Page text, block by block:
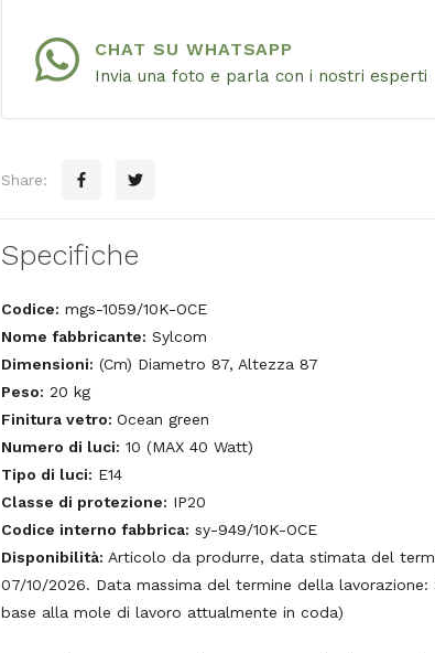
CHAT SU WHATSAPP
Invia una foto e parla con i nostri esperti
Share:
Specifiche
Codice: mgs-1059/10K-OCE
Nome fabbricante: Sylcom
Dimensioni: (Cm) Diametro 87, Altezza 87
Peso: 20 kg
Finitura vetro: Ocean green
Numero di luci: 10 (MAX 40 Watt)
Tipo di luci: E14
Classe di protezione: IP20
Codice interno fabbrica: sy-949/10K-OCE
Disponibilità: Articolo da produrre, data stimata del
07/10/2026. Data massima del termine della lavorazione:
base alla mole di lavoro attualmente in coda)